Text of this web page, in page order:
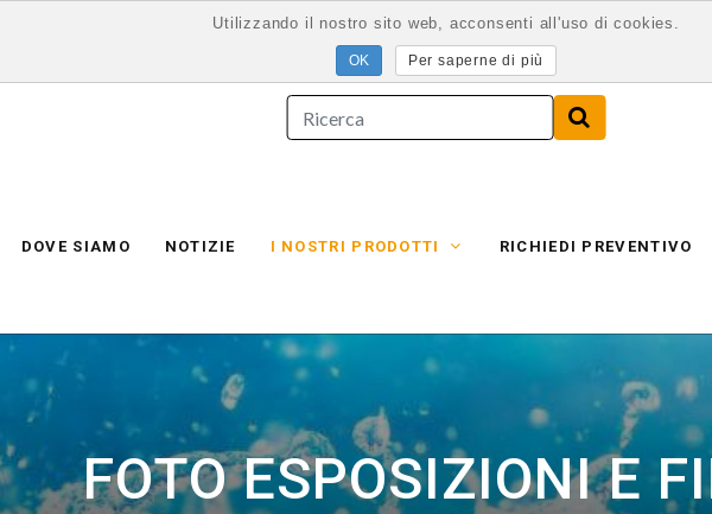
DOVE SIAMO NOTIZIE I NOSTRI PRODOTTI RICHIEDI PREVENTIVO
FOTO ESPOSIZIONI E
Utilizzando il nostro sito web, acconsenti all'uso di cookies.
Per saperne di più